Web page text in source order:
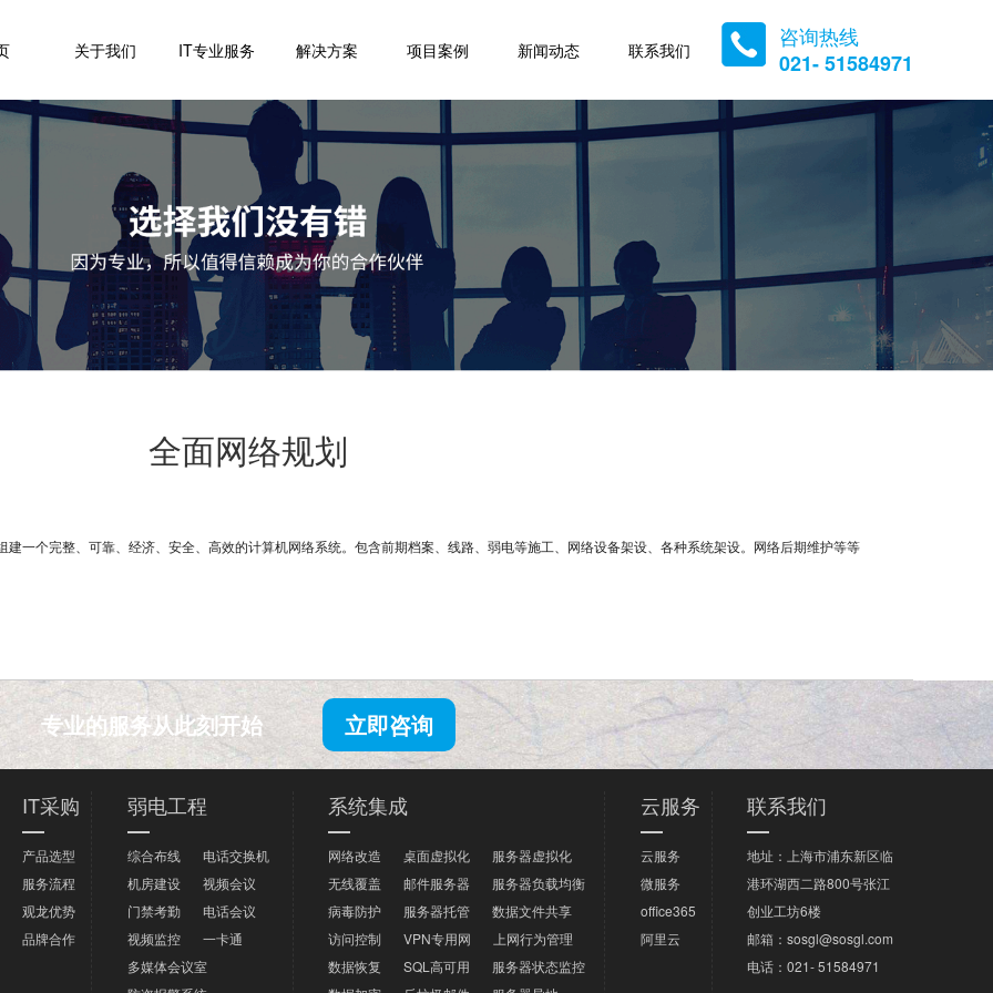
关于我们 IT专业服务 解决方案 项目案例 新闻动态 联系我们
咨询热线
021- 51584971
全面网络规划
一个完整、可靠、经济、安全、高效的计算机网络系统。包含前期档案、线路、弱电等施工、网络设备架设、各种系统架设。网络后期维护等等
专业的服务从此刻开始 立即咨询
IT采购
产品选型
服务流程
观龙优势
品牌合作
弱电工程
综合布线
电话交换机
机房建设
视频会议
门禁考勤
电话会议
视频监控
一卡通
多媒体会议室
系统集成
网络改造 桌面虚拟化
服务器虚拟化
无线覆盖
邮件服务器
服务器负载均衡
病毒防护
服务器托管
数据文件共享
访问控制
VPN专用网
上网行为管理
数据恢复
SQL高可用
服务器状态监控
云服务
云服务
微服务
office365
阿里云
联系我们
地址：上海市浦东新区临
港环湖西二路800号张江
创业工坊6楼
邮箱：sosgl@sosgl.com
电话：­021- 51584971